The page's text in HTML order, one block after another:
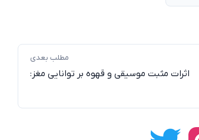
مطلب بعدی
اثرات مثبت موسیقی و قهوه بر توانایی مغز: